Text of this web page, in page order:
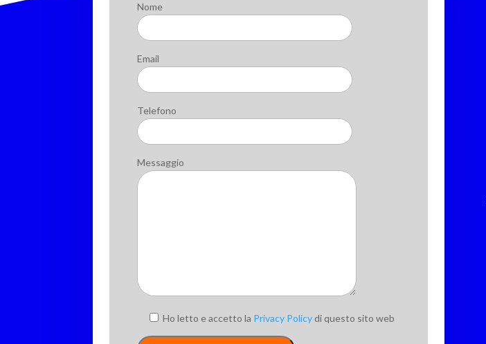
Nome
Email
Telefono
Messaggio
Ho letto e accetto la Privacy Policy di questo sito web